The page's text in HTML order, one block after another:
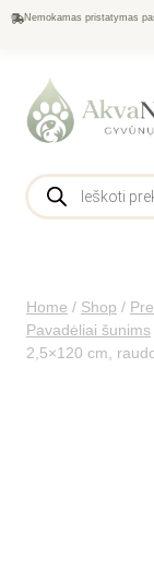
Nemokamas pristatymas
Home / Shop /
Pavadėliai šunims
2,5×120 cm,